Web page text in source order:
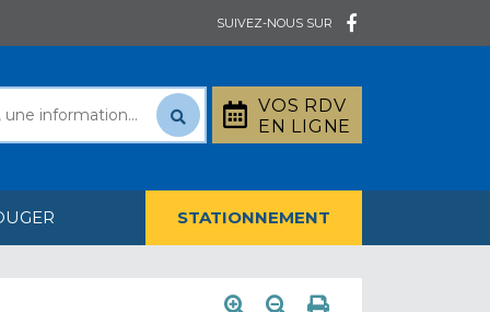
SUIVEZ-NOUS SUR
VOS RDV
EN LIGNE
STATIONNEMENT